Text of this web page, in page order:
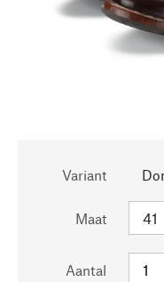
Variant
Maat
Aantal